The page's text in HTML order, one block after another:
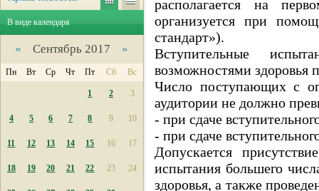
В виде календаря
« Сентябрь 2017 »
Пн Вт Ср Чт Пт Сб Вс
1 2 3
4 5 6 7 8 9 10
11 12 13 14 15 16 17
18 19 20 21 22 23 24
располагается на
организуется при
стандарт»).
Вступительные
возможностями здоровья
Число поступающих с
аудитории не должно
- при сдаче
- при сдаче
Допускается
испытания большего
здоровья, а также